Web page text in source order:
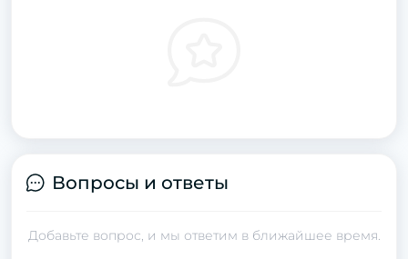
Вопросы и ответы
Добавьте вопрос, и мы ответим в ближайшее время.